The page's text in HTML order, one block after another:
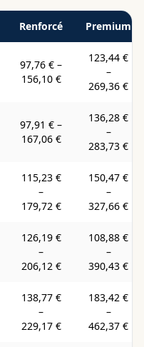
Renforcé Premium
97,76 € –
156,10 €
123,44 €
–
269,36 €
97,91 € –
167,06 €
136,28 €
–
283,73 €
115,23 €
–
179,72 €
150,47 €
–
327,66 €
126,19 €
–
206,12 €
108,88 €
–
390,43 €
138,77 €
–
229,17 €
183,42 €
–
462,37 €